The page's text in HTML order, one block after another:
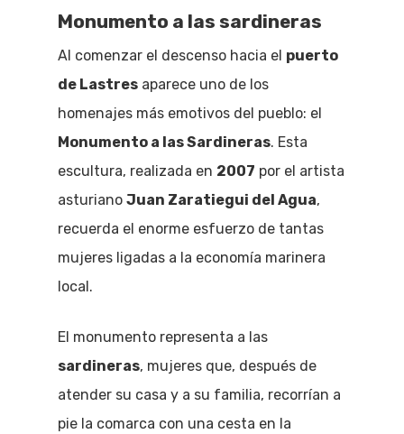
Monumento a las sardineras
Al comenzar el descenso hacia el puerto
de Lastres aparece uno de los
homenajes más emotivos del pueblo: el
Monumento a las Sardineras. Esta
escultura, realizada en 2007 por el artista
asturianoJuan Zaratiegui del Agua,
recuerda el enorme esfuerzo de tantas
mujeres ligadas a la economía marinera
local.
El monumento representa a las
sardineras, mujeres que, después de
atender su casa y a su familia, recorrían a
pie la comarca con una cesta en la